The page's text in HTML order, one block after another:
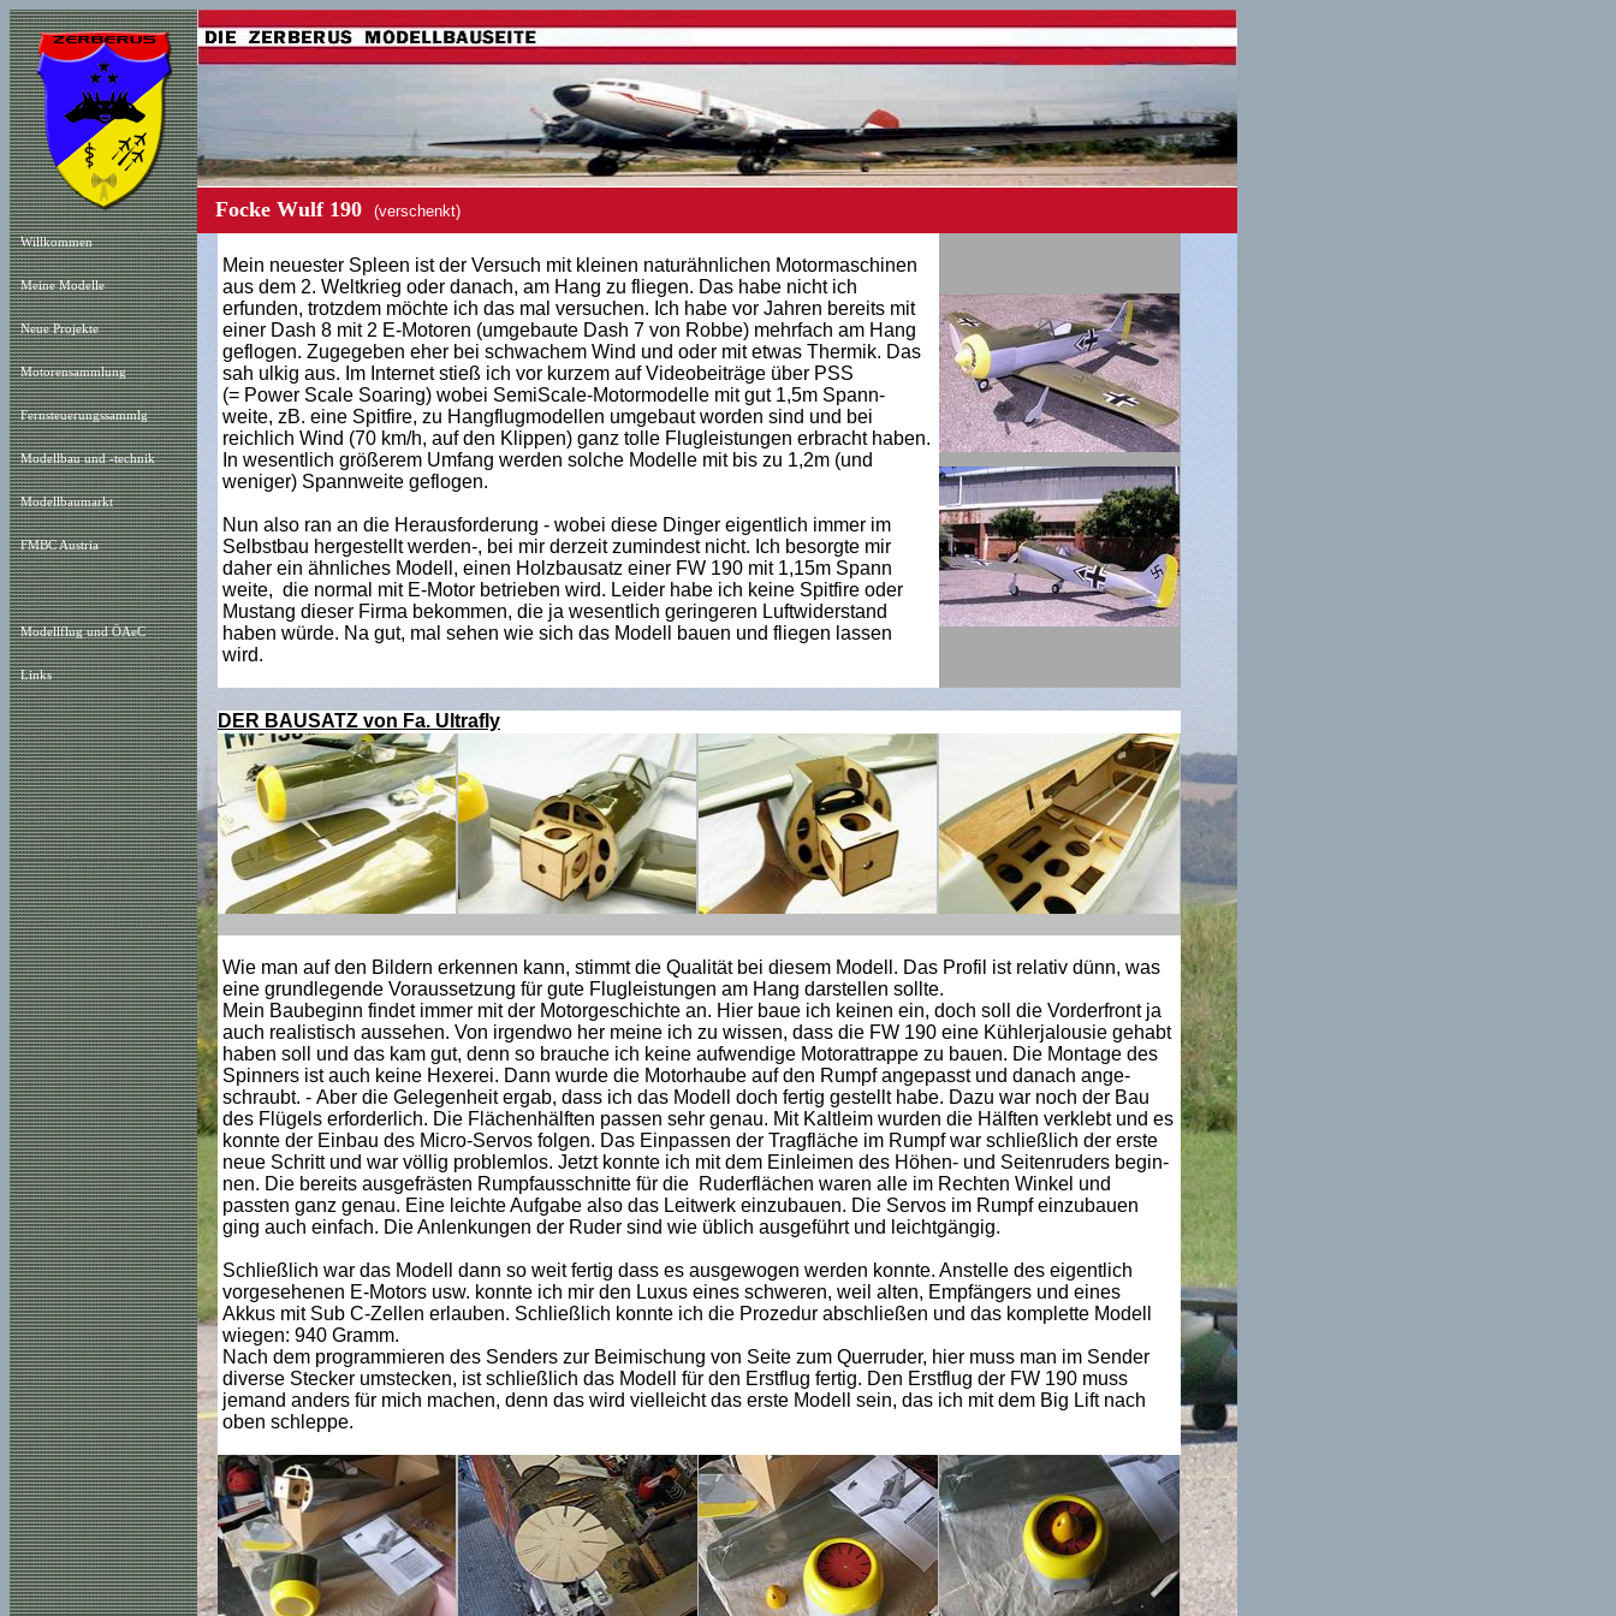
Willkommen
Meine Modelle
Neue Projekte
Motorensammlung
Fernsteuerungssammlg
Modellbau und -technik
Modellbaumarkt
FMBC Austria
Modellflug und ÖAeC
Links
Focke Wulf 190 (verschenkt)
Mein neuester Spleen ist der Versuch mit kleinen naturähnlichen Motormaschinen
aus dem 2. Weltkrieg oder danach, am Hang zu fliegen. Das habe nicht ich
erfunden, trotzdem möchte ich das mal versuchen. Ich habe vor Jahren bereits mit
einer Dash 8 mit 2 E-Motoren (umgebaute Dash 7 von Robbe) mehrfach am Hang
geflogen. Zugegeben eher bei schwachem Wind und oder mit etwas Thermik. Das
sah ulkig aus. Im Internet stieß ich vor kurzem auf Videobeiträge über PSS
(= Power Scale Soaring) wobei SemiScale-Motormodelle mit gut 1,5m Spann-
weite, zB. eine Spitfire, zu Hangflugmodellen umgebaut worden sind und bei
reichlich Wind (70 km/h, auf den Klippen) ganz tolle Flugleistungen erbracht haben.
In wesentlich größerem Umfang werden solche Modelle mit bis zu 1,2m (und
weniger) Spannweite geflogen.
Nun also ran an die Herausforderung - wobei diese Dinger eigentlich immer im
Selbstbau hergestellt werden-, bei mir derzeit zumindest nicht. Ich besorgte mir
daher ein ähnliches Modell, einen Holzbausatz einer FW 190 mit 1,15m Spann
weite, die normal mit E-Motor betrieben wird. Leider habe ich keine Spitfire oder
Mustang dieser Firma bekommen, die ja wesentlich geringeren Luftwiderstand
haben würde. Na gut, mal sehen wie sich das Modell bauen und fliegen lassen
wird.
DER BAUSATZ von Fa. Ultrafly
Wie man auf den Bildern erkennen kann, stimmt die Qualität bei diesem Modell. Das Profil ist relativ dünn, was
eine grundlegende Voraussetzung für gute Flugleistungen am Hang darstellen sollte.
Mein Baubeginn findet immer mit der Motorgeschichte an. Hier baue ich keinen ein, doch soll die Vorderfront ja
auch realistisch aussehen. Von irgendwo her meine ich zu wissen, dass die FW 190 eine Kühlerjalousie gehabt
haben soll und das kam gut, denn so brauche ich keine aufwendige Motorattrappe zu bauen. Die Montage des
Spinners ist auch keine Hexerei. Dann wurde die Motorhaube auf den Rumpf angepasst und danach ange-
schraubt. - Aber die Gelegenheit ergab, dass ich das Modell doch fertig gestellt habe. Dazu war noch der Bau
des Flügels erforderlich. Die Flächenhälften passen sehr genau. Mit Kaltleim wurden die Hälften verklebt und es
konnte der Einbau des Micro-Servos folgen. Das Einpassen der Tragfläche im Rumpf war schließlich der erste
neue Schritt und war völlig problemlos. Jetzt konnte ich mit dem Einleimen des Höhen- und Seitenruders begin-
nen. Die bereits ausgefrästen Rumpfausschnitte für die Ruderflächen waren alle im Rechten Winkel und
passten ganz genau. Eine leichte Aufgabe also das Leitwerk einzubauen. Die Servos im Rumpf einzubauen
ging auch einfach. Die Anlenkungen der Ruder sind wie üblich ausgeführt und leichtgängig.
Schließlich war das Modell dann so weit fertig dass es ausgewogen werden konnte. Anstelle des eigentlich
vorgesehenen E-Motors usw. konnte ich mir den Luxus eines schweren, weil alten, Empfängers und eines
Akkus mit Sub C-Zellen erlauben. Schließlich konnte ich die Prozedur abschließen und das komplette Modell
wiegen: 940 Gramm.
Nach dem programmieren des Senders zur Beimischung von Seite zum Querruder, hier muss man im Sender
diverse Stecker umstecken, ist schließlich das Modell für den Erstflug fertig. Den Erstflug der FW 190 muss
jemand anders für mich machen, denn das wird vielleicht das erste Modell sein, das ich mit dem Big Lift nach
oben schleppe.